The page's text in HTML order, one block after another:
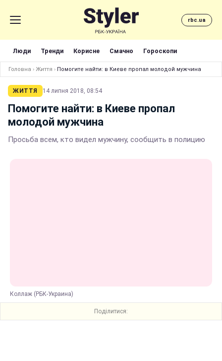
rbc.ua
Люди Тренди Корисне Смачно Гороскопи
Головна › Життя › Помогите найти: в Киеве пропал молодой мужчина
ЖИТТЯ 14 липня 2018, 08:54
Помогите найти: в Киеве пропал
молодой мужчина
Просьба всем, кто видел мужчину, сообщить в полицию
Коллаж (РБК-Украина)
Поділитися: